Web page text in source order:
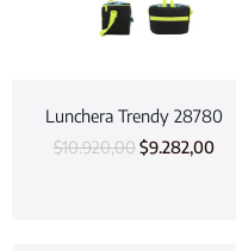
Lunchera Trendy 28780
$10.920,00 $9.282,00